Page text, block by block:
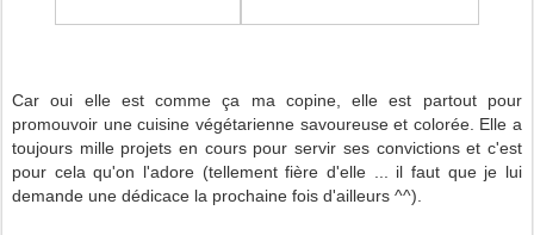
Car oui elle est comme ça ma copine, elle est partout pour
promouvoir une cuisine végétarienne savoureuse et colorée. Elle a
toujours mille projets en cours pour servir ses convictions et c'est
pour cela qu'on l'adore (tellement fière d'elle ... il faut que je lui
demande une dédicace la prochaine fois d'ailleurs ^^).